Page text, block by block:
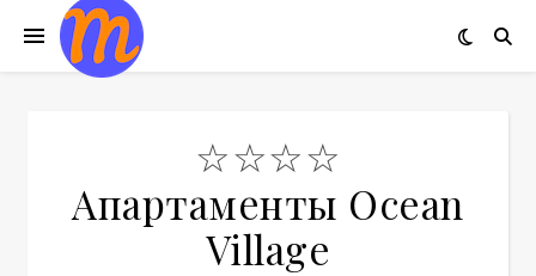
☆☆☆☆
Апартаменты Ocean
Village